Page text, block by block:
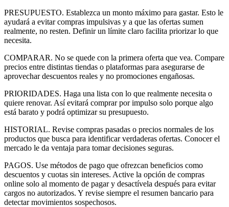
PRESUPUESTO. Establezca un monto máximo para gastar. Esto le
ayudará a evitar compras impulsivas y a que las ofertas sumen
realmente, no resten. Definir un límite claro facilita priorizar lo que
necesita.
COMPARAR. No se quede con la primera oferta que vea. Compare
precios entre distintas tiendas o plataformas para asegurarse de
aprovechar descuentos reales y no promociones engañosas.
PRIORIDADES. Haga una lista con lo que realmente necesita o
quiere renovar. Así evitará comprar por impulso solo porque algo
está barato y podrá optimizar su presupuesto.
HISTORIAL. Revise compras pasadas o precios normales de los
productos que busca para identificar verdaderas ofertas. Conocer el
mercado le da ventaja para tomar decisiones seguras.
PAGOS. Use métodos de pago que ofrezcan beneficios como
descuentos y cuotas sin intereses. Active la opción de compras
online solo al momento de pagar y desactívela después para evitar
cargos no autorizados. Y revise siempre el resumen bancario para
detectar movimientos sospechosos.